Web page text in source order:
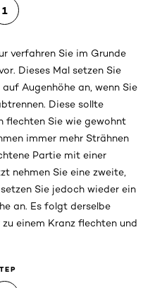
1
verfahren Sie im Grunde
Dieses Mal setzen Sie
Augenhöhe an, wenn Sie
Diese sollte
flechten Sie wie gewohnt
immer mehr Strähnen
Partie mit einer
nehmen Sie eine zweite,
Sie jedoch wieder ein
an. Es folgt derselbe
einem Kranz flechten und